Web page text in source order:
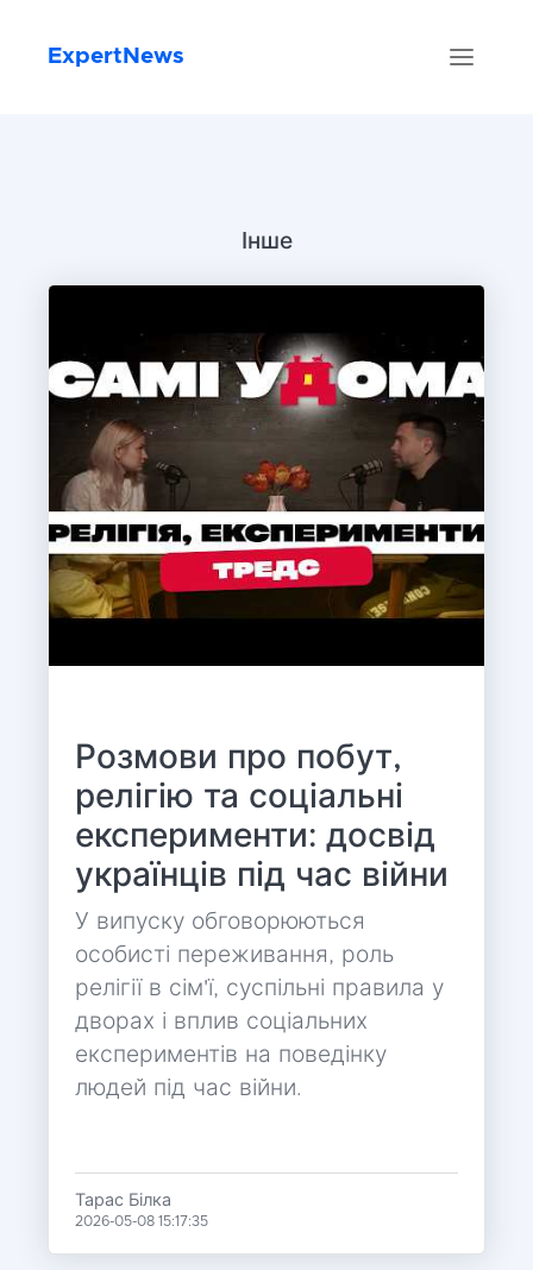
ExpertNews
Інше
Розмови про побут,
релігію та соціальні
експерименти: досвід
українців під час війни
У випуску обговорюються
особисті переживання, роль
релігії в сім'ї, суспільні правила у
дворах і вплив соціальних
експериментів на поведінку
людей під час війни.
Тарас Білка
2026-05-08 15:17:35